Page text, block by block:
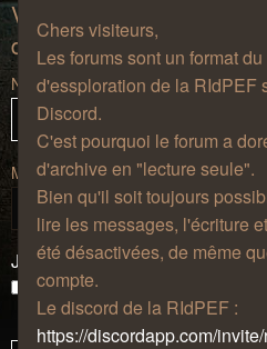
Chers visiteurs,
Les forums sont un format
d'essploration de la RIdPEF
Discord.
C'est pourquoi le forum a
d'archive en "lecture seule".
Bien qu'il soit toujours
lire les messages, l'écriture
été désactivées, de même
compte.
Le discord de la RIdPEF :
https://discordapp.com/
Vous devez vous
de pouvoir consulter le
Nom d’utilisateur :
Mot de passe :
J’ai oublié mon mot de passe
Se souvenir de moi
Masquer ma présence lors de